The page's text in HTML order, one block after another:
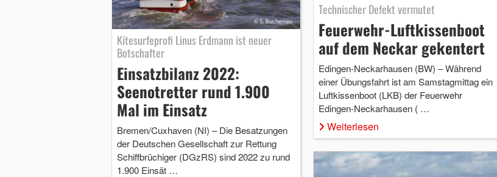
Kitesurfeprofi Linus Erdmann ist neuer
Botschafter
Einsatzbilanz 2022:
Seenotretter rund 1.900
Mal im Einsatz
Bremen/Cuxhaven (NI) – Die Besatzungen
der Deutschen Gesellschaft zur Rettung
Schiffbrüchiger (DGzRS) sind 2022 zu rund
1.900 Einsät …
Technischer Defekt vermutet
Feuerwehr-Luftkissenboot
auf dem Neckar gekentert
Edingen-Neckarhausen (BW) – Während
einer Übungsfahrt ist am Samstagmittag ein
Luftkissenboot (LKB) der Feuerwehr
Edingen-Neckarhausen ( …
Weiterlesen